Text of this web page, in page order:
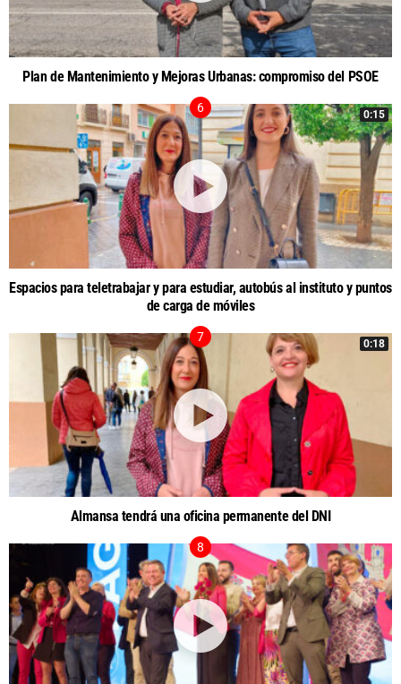
Plan de Mantenimiento y Mejoras Urbanas: compromiso del PSOE
0:15
Espacios para teletrabajar y para estudiar, autobús al instituto y puntos
de carga de móviles
0:18
Almansa tendrá una oficina permanente del DNI